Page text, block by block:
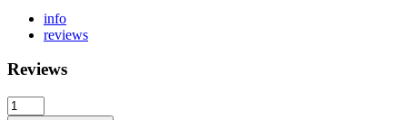
info
reviews
Reviews